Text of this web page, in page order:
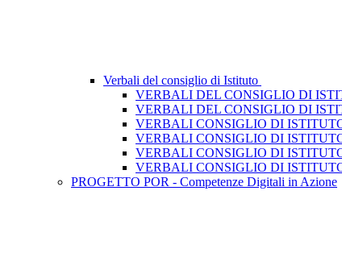
Verbali del consiglio di Istituto
VERBALI DEL CONSIGLIO DI
VERBALI DEL CONSIGLIO DI
VERBALI CONSIGLIO DI
VERBALI CONSIGLIO DI
VERBALI CONSIGLIO DI
VERBALI CONSIGLIO DI ISTITUTO
PROGETTO POR - Competenze Digitali in Azione